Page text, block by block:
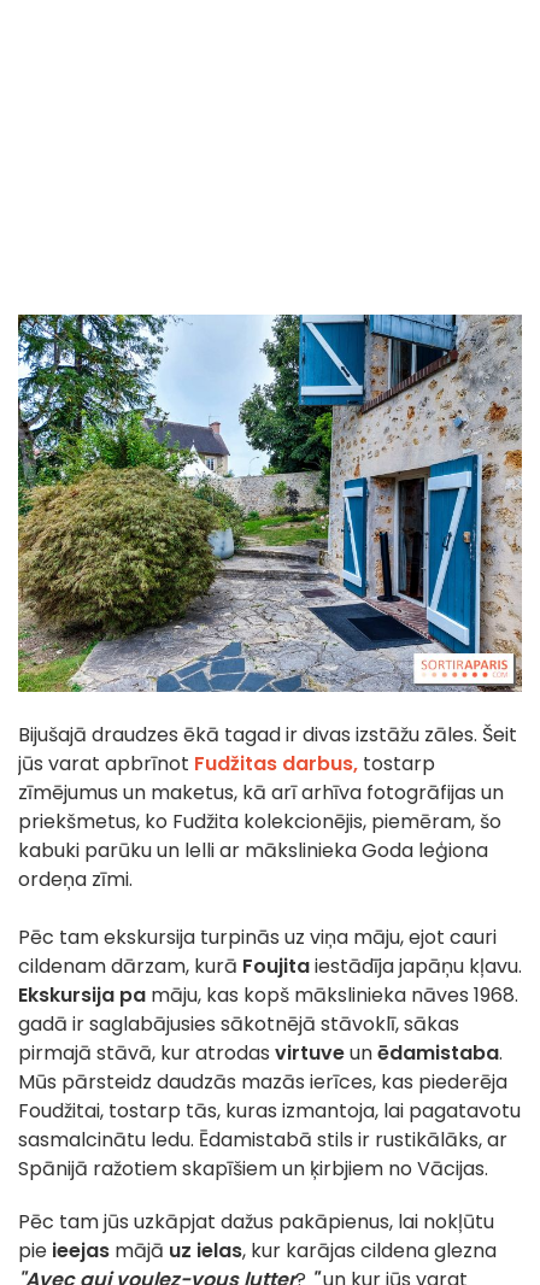
Bijušajā draudzes ēkā tagad ir divas izstāžu zāles. Šeit
jūs varat apbrīnot Fudžitas darbus, tostarp
zīmējumus un maketus, kā arī arhīva fotogrāfijas un
priekšmetus, ko Fudžita kolekcionējis, piemēram, šo
kabuki parūku un lelli ar mākslinieka Goda leģiona
ordeņa zīmi.
Pēc tam ekskursija turpinās uz viņa māju, ejot cauri
cildenam dārzam, kurā Foujitaiestādīja japāņu kļavu.
Ekskursija pa māju, kas kopš mākslinieka nāves 1968.
gadā ir saglabājusies sākotnējā stāvoklī, sākas
pirmajā stāvā, kur atrodas virtuveunēdamistaba.
Mūs pārsteidz daudzās mazās ierīces, kas piederēja
Foudžitai, tostarp tās, kuras izmantoja, lai pagatavotu
sasmalcinātu ledu. Ēdamistabā stils ir rustikālāks, ar
Spānijā ražotiem skapīšiem un ķirbjiem no Vācijas.
Pēc tam jūs uzkāpjat dažus pakāpienus, lai nokļūtu
pie ieejas mājā uz ielas, kur karājas cildena glezna
"Avec qui voulez-vous lutter? "un kur jūs varat